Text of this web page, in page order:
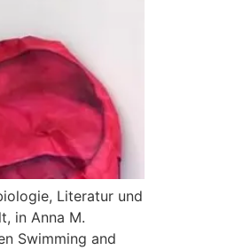
Literatur und
in Anna M.
Swimming and